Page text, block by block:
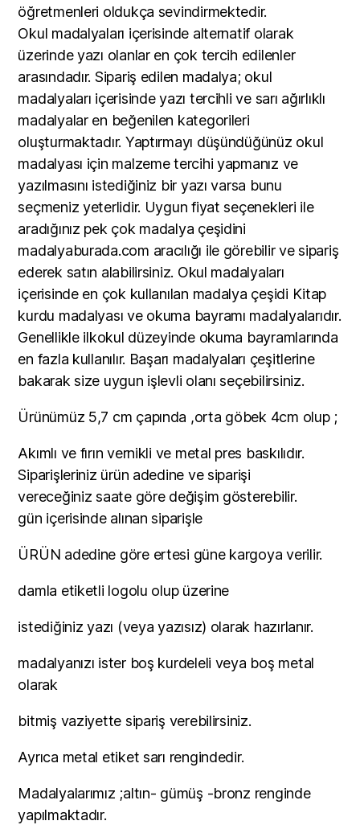
öğretmenleri oldukça sevindirmektedir.
Okul madalyaları içerisinde alternatif olarak
üzerinde yazı olanlar en çok tercih edilenler
arasındadır. Sipariş edilen madalya; okul
madalyaları içerisinde yazı tercihli ve sarı ağırlıklı
madalyalar en beğenilen kategorileri
oluşturmaktadır. Yaptırmayı düşündüğünüz okul
madalyası için malzeme tercihi yapmanız ve
yazılmasını istediğiniz bir yazı varsa bunu
seçmeniz yeterlidir. Uygun fiyat seçenekleri ile
aradığınız pek çok madalya çeşidini
madalyaburada.com aracılığı ile görebilir ve sipariş
ederek satın alabilirsiniz. Okul madalyaları
içerisinde en çok kullanılan madalya çeşidi Kitap
kurdu madalyası ve okuma bayramı madalyalarıdır.
Genellikle ilkokul düzeyinde okuma bayramlarında
en fazla kullanılır. Başarı madalyaları çeşitlerine
bakarak size uygun işlevli olanı seçebilirsiniz.
Ürünümüz 5,7 cm çapında ,orta göbek 4cm olup ;
Akımlı ve fırın vernikli ve metal pres baskılıdır.
Siparişleriniz ürün adedine ve siparişi
vereceğiniz saate göre değişim gösterebilir.
gün içerisinde alınan siparişle
ÜRÜN adedine göre ertesi güne kargoya verilir.
damla etiketli logolu olup üzerine
istediğiniz yazı (veya yazısız) olarak hazırlanır.
madalyanızı ister boş kurdeleli veya boş metal
olarak
bitmiş vaziyette sipariş verebilirsiniz.
Ayrıca metal etiket sarı rengindedir.
Madalyalarımız ;altın- gümüş -bronz renginde
yapılmaktadır.